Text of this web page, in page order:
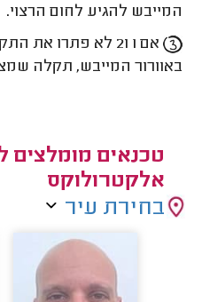
המייבש להגיע לחום הרצוי.
אם 1 ו2 לא פתרו
באוורור המייבש, תקלה
טכנאים מומלצים
אלקטרולוקס
בחירת עיר